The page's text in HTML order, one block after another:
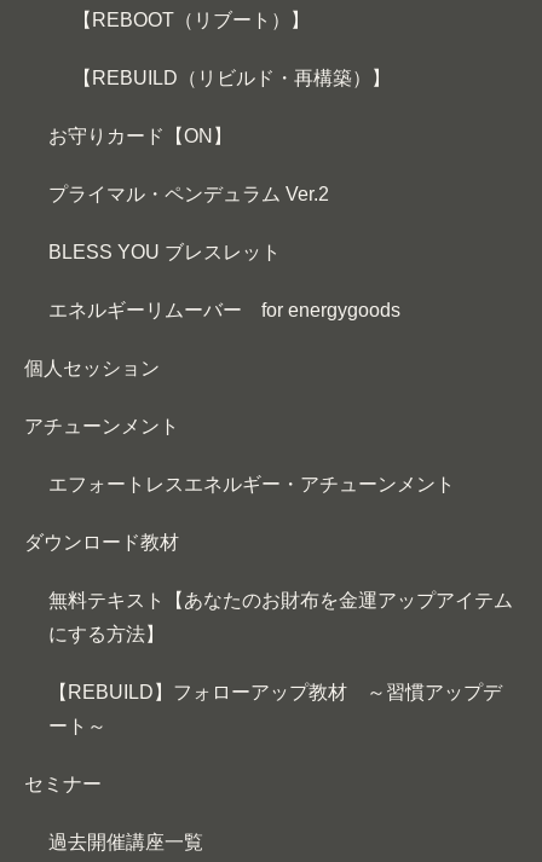
【REBOOT（リブート）】
【REBUILD（リビルド・再構築）】
お守りカード【ON】
プライマル・ペンデュラム Ver.2
BLESS YOU ブレスレット
エネルギーリムーバー for energygoods
個人セッション
アチューンメント
エフォートレスエネルギー・アチューンメント
ダウンロード教材
無料テキスト【あなたのお財布を金運アップアイテム
にする方法】
【REBUILD】フォローアップ教材 ～習慣アップデ
ート～
セミナー
過去開催講座一覧